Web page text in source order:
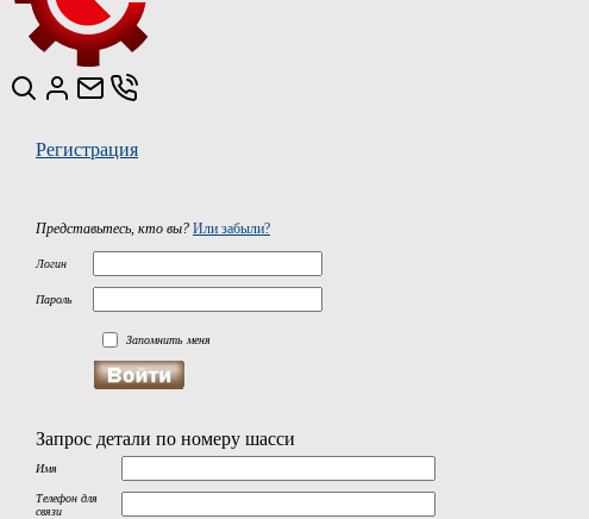
Регистрация
Представьтесь, кто вы? Или забыли?
Логин
Пароль
Запомнить меня
Запрос детали по номеру шасси
Имя
Телефон для
связи